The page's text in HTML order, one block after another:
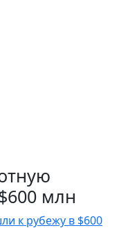
млн
к рубежу в $600